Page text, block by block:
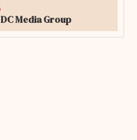
Media Group